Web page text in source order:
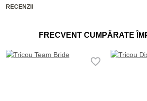
RECENZII
FRECVENT CUMPĂRATE